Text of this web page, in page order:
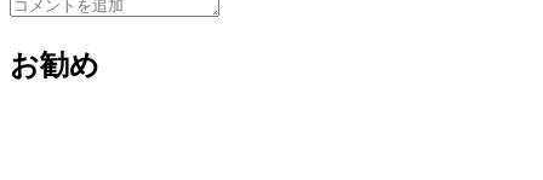
お勧め